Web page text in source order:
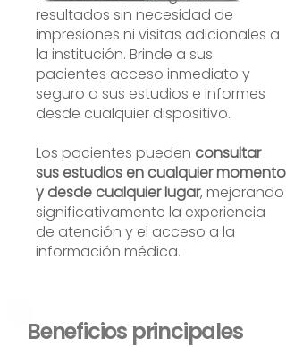
resultados sin necesidad de
impresiones ni visitas adicionales a
la institución. Brinde a sus
pacientes acceso inmediato y
seguro a sus estudios e informes
desde cualquier dispositivo.
Los pacientes pueden consultar
sus estudios en cualquier momento
y desde cualquier lugar, mejorando
significativamente la experiencia
de atención y el acceso a la
información médica.
Beneficios principales